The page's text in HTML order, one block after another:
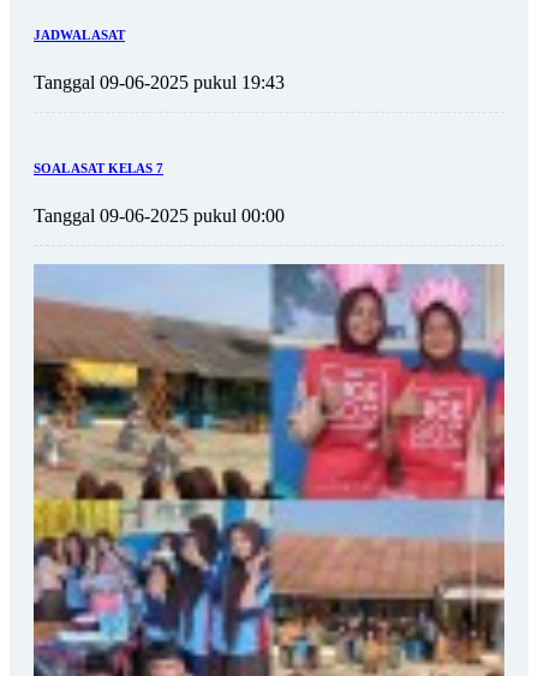
JADWAL ASAT
Tanggal 09-06-2025 pukul 19:43
SOAL ASAT KELAS 7
Tanggal 09-06-2025 pukul 00:00